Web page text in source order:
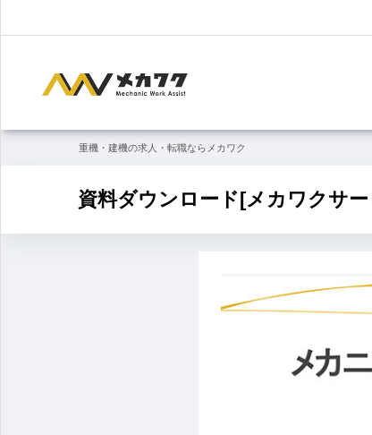
重機・建機の求人・転職ならメカワク
資料ダウンロード[メカワクサ